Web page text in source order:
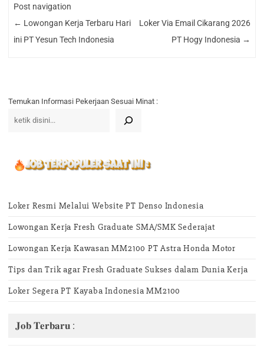
Post navigation
← Lowongan Kerja Terbaru Hari
ini PT Yesun Tech Indonesia
Loker Via Email Cikarang 2026
PT Hogy Indonesia →
Temukan Informasi Pekerjaan Sesuai Minat :
Loker Resmi Melalui Website PT Denso Indonesia
Lowongan Kerja Fresh Graduate SMA/SMK Sederajat
Lowongan Kerja Kawasan MM2100 PT Astra Honda Motor
Tips dan Trik agar Fresh Graduate Sukses dalam Dunia Kerja
Loker Segera PT Kayaba Indonesia MM2100
𝐉𝐨𝐛 𝐓𝐞𝐫𝐛𝐚𝐫𝐮 :